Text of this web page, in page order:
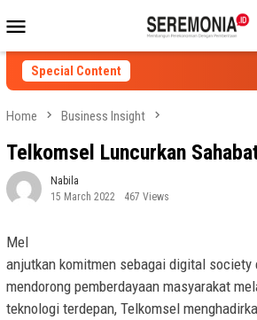
to
contentMenu
Special Content
Home Business Insight
Telkomsel Luncurkan
Nabila
15 March 2022
467 Views
Mel
anjutkan komitmen sebagai digital society
mendorong pemberdayaan masyarakat
teknologi terdepan, Telkomsel